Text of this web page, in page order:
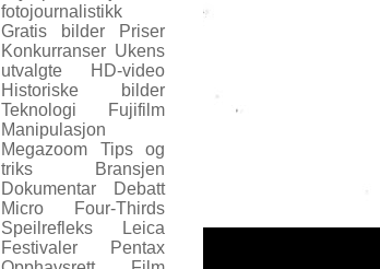
fotojournalistikk
Gratis bilder
Priser
Konkurranser Ukens
utvalgte
HD-video
Historiske bilder
Teknologi
Fujifilm
Manipulasjon
Megazoom
Tips og
triks
Bransjen
Dokumentar
Debatt
Micro Four-Thirds
Speilrefleks
Leica
Festivaler
Pentax